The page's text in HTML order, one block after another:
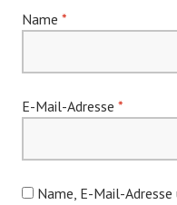
Name *
E-Mail-Adresse *
Name, E-Mail-